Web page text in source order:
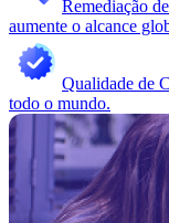
Remediação
aumente o alcance
Qualidade de
todo o mundo.